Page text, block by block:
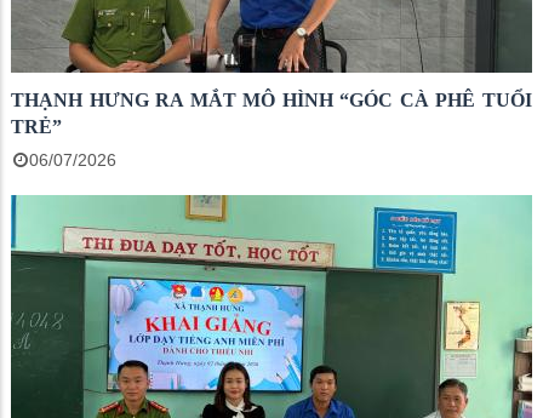
THẠNH HƯNG RA MẮT MÔ HÌNH “GÓC CÀ PHÊ TUỔI
TRẺ”
06/07/2026